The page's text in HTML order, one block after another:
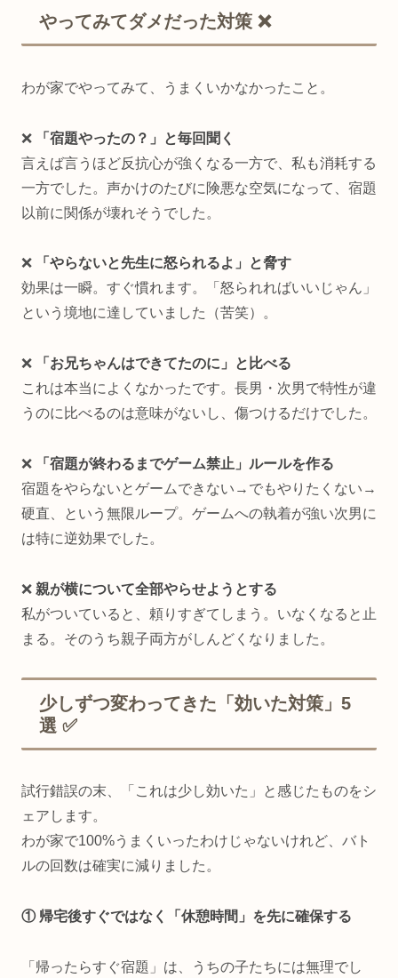
やってみてダメだった対策 ❌
わが家でやってみて、うまくいかなかったこと。
❌
「宿題やったの？」と毎回聞く
言えば言うほど反抗心が強くなる一方で、私も消耗する
一方でした。声かけのたびに険悪な空気になって、宿題
以前に関係が壊れそうでした。
❌
「やらないと先生に怒られるよ」と脅す
効果は一瞬。すぐ慣れます。「怒られればいいじゃん」
という境地に達していました（苦笑）。
❌
「お兄ちゃんはできてたのに」と比べる
これは本当によくなかったです。長男・次男で特性が違
うのに比べるのは意味がないし、傷つけるだけでした。
❌
「宿題が終わるまでゲーム禁止」ルールを作る
宿題をやらないとゲームできない→でもやりたくない→
硬直、という無限ループ。ゲームへの執着が強い次男に
は特に逆効果でした。
❌ 親が横について全部やらせようとする
私がついていると、頼りすぎてしまう。いなくなると止
まる。そのうち親子両方がしんどくなりました。
少しずつ変わってきた「効いた対策」5
選 ✅
試行錯誤の末、「これは少し効いた」と感じたものをシ
ェアします。
わが家で100%うまくいったわけじゃないけれど、バト
ルの回数は確実に減りました。
① 帰宅後すぐではなく「休憩時間」を先に確保する
「帰ったらすぐ宿題」は、うちの子たちには無理でし